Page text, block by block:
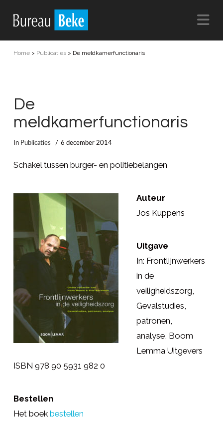
Home> Publicaties> De meldkamerfunctionaris
De
meldkamerfunctionaris
In Publicaties 6 december 2014
Schakel tussen burger- en politiebelangen
Auteur
Jos Kuppens
Uitgave
In: Frontlijnwerkers
in de
veiligheidszorg,
Gevalstudies,
patronen,
analyse, Boom
Lemma Uitgevers
ISBN 978 90 5931 982 0
Bestellen
Het boek bestellen